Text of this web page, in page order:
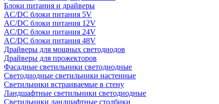
Блоки питания и драйверы
AC/DC блоки питания 5V
AC/DC блоки питания 12V
AC/DC блоки питания 24V
AC/DC блоки питания 48V
Драйверы для мощных светодиодов
Драйверы для прожекторов
Фасадные светильники светодиодные
Светодиодные светильники настенные
Светильники встраиваемые в стену
Ландшафтные светильники светодиодные
Светильники ландшафтные столбики